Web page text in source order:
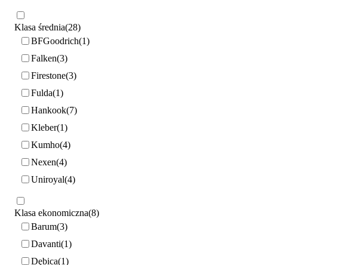
Klasa średnia 28
BFGoodrich 1
Falken 3
Firestone 3
Fulda 1
Hankook 7
Kleber 1
Kumho 4
Nexen 4
Uniroyal 4
Klasa ekonomiczna 8
Barum 3
Davanti 1
Dębica 1